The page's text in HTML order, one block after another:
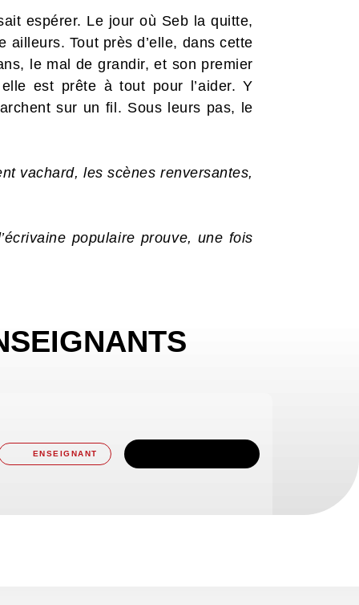
espérer. Le jour où Seb la quitte,
Tout près d’elle, dans cette
le mal de grandir, et son premier
est prête à tout pour l’aider. Y
sur un fil. Sous leurs pas, le
vachard, les scènes renversantes,
populaire prouve, une fois
ENSEIGNANT